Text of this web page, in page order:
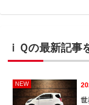
ｉＱの最新記事
NEW
世